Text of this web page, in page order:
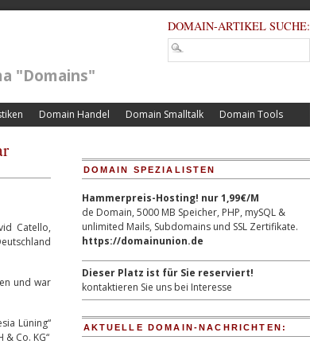
"Domains"
DOMAIN-ARTIKEL SUCHE:
Domain Handel Domain Smalltalk Domain Tools
Catello,
und war
Lüning“
& Co. KG“
DOMAIN SPEZIALISTEN
Hammerpreis-Hosting! nur 1,99€/M
de Domain, 5000 MB Speicher, PHP, mySQL &
unlimited Mails, Subdomains und SSL Zertifikate.
https://domainunion.de
Dieser Platz ist für Sie reserviert!
kontaktieren Sie uns bei Interesse
AKTUELLE DOMAIN-NACHRICHTEN: